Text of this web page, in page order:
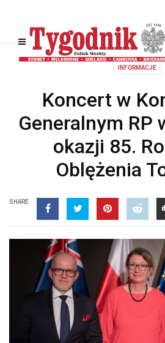
INFORMACJE
Koncert w
Generalnym RP
okazji 85.
Oblężenia
SHARE